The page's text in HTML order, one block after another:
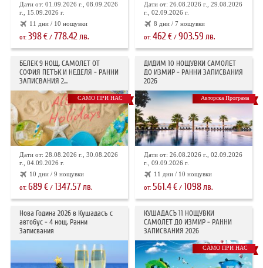
Дати от: 01.09.2026 г., 08.09.2026
г., 15.09.2026 г.
11 дни / 10 нощувки
от: 398€/ 778.42лв.
Дати от: 26.08.2026 г., 29.08.2026
г., 02.09.2026 г.
8 дни / 7 нощувки
от:462€ /903.59 лв.
БЕЛЕК 9 НОЩ. САМОЛЕТ ОТ
СОФИЯ ПЕТЪК И НЕДЕЛЯ - РАННИ
ЗАПИСВАНИЯ 2...
САМО ПРИ НАС
Дати от: 28.08.2026 г., 30.08.2026
г., 04.09.2026 г.
10 дни / 9 нощувки
от: 689 €/ 1347.57лв.
ДИДИМ 10 НОЩУВКИ САМОЛЕТ
ДО ИЗМИР - РАННИ ЗАПИСВАНИЯ
2026
Авторска Програма
Дати от: 26.08.2026 г., 02.09.2026
г., 09.09.2026 г.
11 дни / 10 нощувки
от:561.4€ / 1098лв.
Нова Година 2026 в Кушадасъ с
автобус - 4 нощ. Ранни
Записвания
КУШАДАСЪ 11 НОЩУВКИ
САМОЛЕТ ДО ИЗМИР - РАННИ
ЗАПИСВАНИЯ 2026
САМО ПРИ НАС